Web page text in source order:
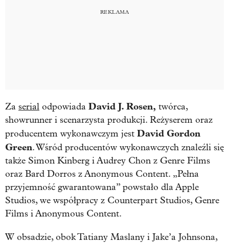
Za serial odpowiada David J. Rosen, twórca,
showrunner i scenarzysta produkcji. Reżyserem oraz
producentem wykonawczym jest David Gordon
Green. Wśród producentów wykonawczych znaleźli się
także Simon Kinberg i Audrey Chon z Genre Films
oraz Bard Dorros z Anonymous Content. „Pełna
przyjemność gwarantowana” powstało dla Apple
Studios, we współpracy z Counterpart Studios, Genre
Films i Anonymous Content.
W obsadzie, obok Tatiany Maslany i Jake’a Johnsona,